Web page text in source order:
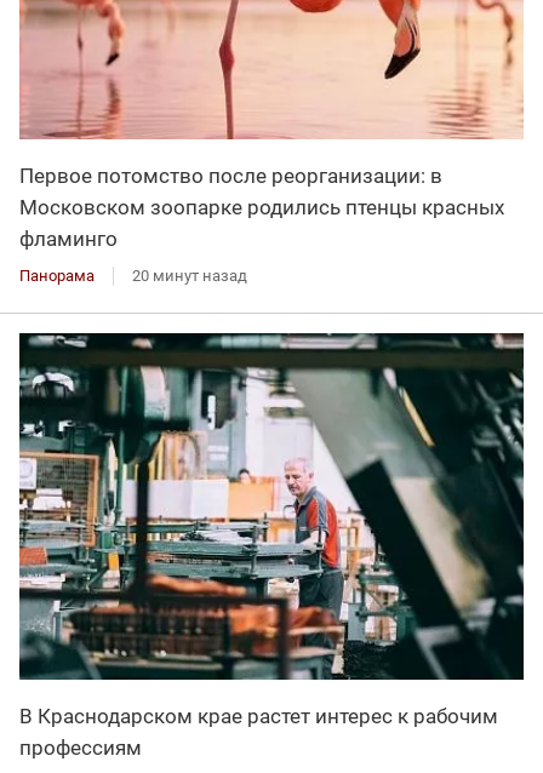
Первое потомство после реорганизации: в
Московском зоопарке родились птенцы красных
фламинго
Панорама 20 минут назад
В Краснодарском крае растет интерес к рабочим
профессиям